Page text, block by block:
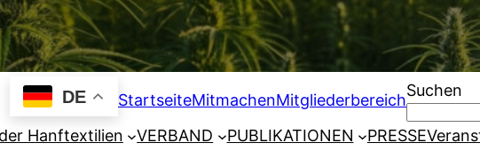
DE StartseiteMitmachenMitgliederbereichSuchen
Hanftextilien VERBAND PUBLIKATIONEN PRESSE